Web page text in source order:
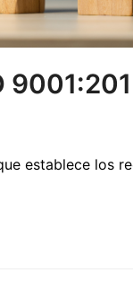
establece los